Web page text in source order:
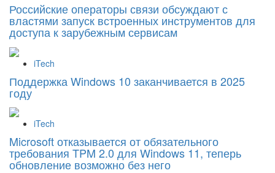
Российские операторы связи обсуждают с
властями запуск встроенных инструментов для
доступа к зарубежным сервисам
iTech
Поддержка Windows 10 заканчивается в 2025
году
iTech
Microsoft отказывается от обязательного
требования TPM 2.0 для Windows 11, теперь
обновление возможно без него